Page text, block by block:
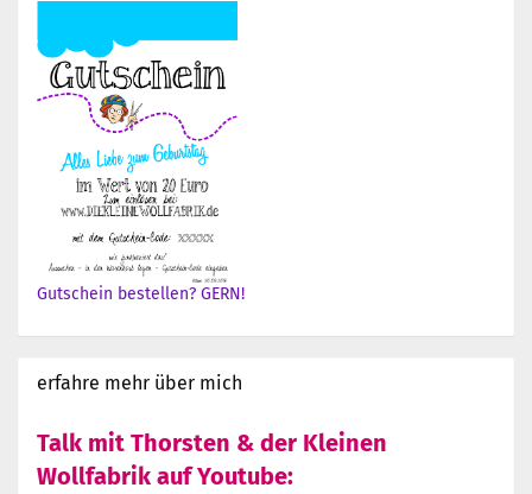
Gutschein bestellen? GERN!
erfahre mehr über mich
Talk mit Thorsten & der Kleinen
Wollfabrik auf Youtube: